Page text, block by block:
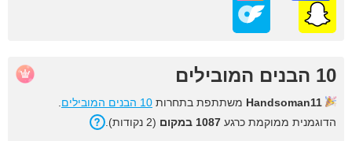
10 הבנים המובילים
Handsoman11 משתתפת בתחרות 10 הבנים המובילים
הדוגמנית ממוקמת כרגע 1087 במקום (2 נקודות).